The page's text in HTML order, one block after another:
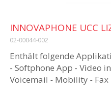
INNOVAPHONE UCC
02-00044-002
Enthält folgende
- Softphone App - Video
Voicemail - Mobility - Fax